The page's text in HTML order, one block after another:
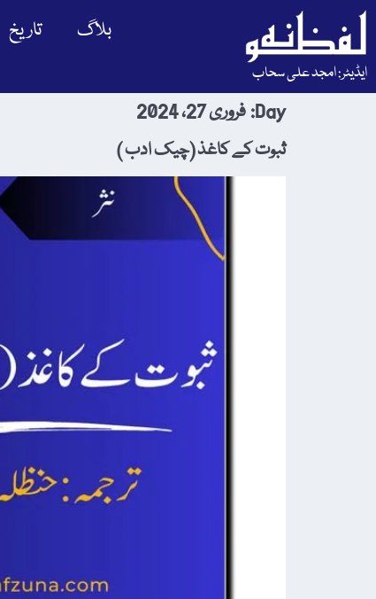
ایڈیٹر: امجد علی سحاب
بلاگ تاریخ
Day: فروری 27، 2024
ثبوت کے کاغذ (چیک ادب )